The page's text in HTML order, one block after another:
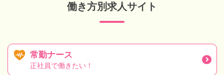
働き方別求人サイト
常勤ナース
正社員で働きたい！